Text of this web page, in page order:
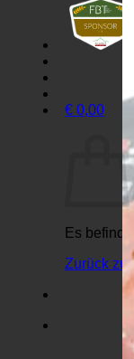
€ 0,00
Es
Zurück